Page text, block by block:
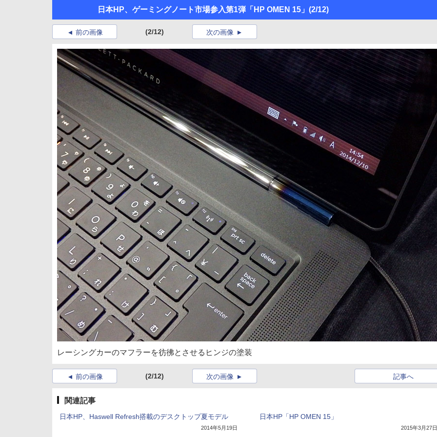
日本HP、ゲーミングノート市場参入第1弾「HP OMEN 15」 (2/12)
前の画像 (2/12) 次の画像
レーシングカーのマフラーを彷彿とさせるヒンジの塗装
前の画像 (2/12) 記事へ
次の画像
関連記事
日本HP、Haswell Refresh搭載のデスクトップ夏モデル
2014年5月19日
日本HP「HP OMEN 15」
2015年3月27日